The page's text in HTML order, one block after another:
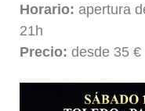
Horario: apertura
21h
Precio: desde 35 €